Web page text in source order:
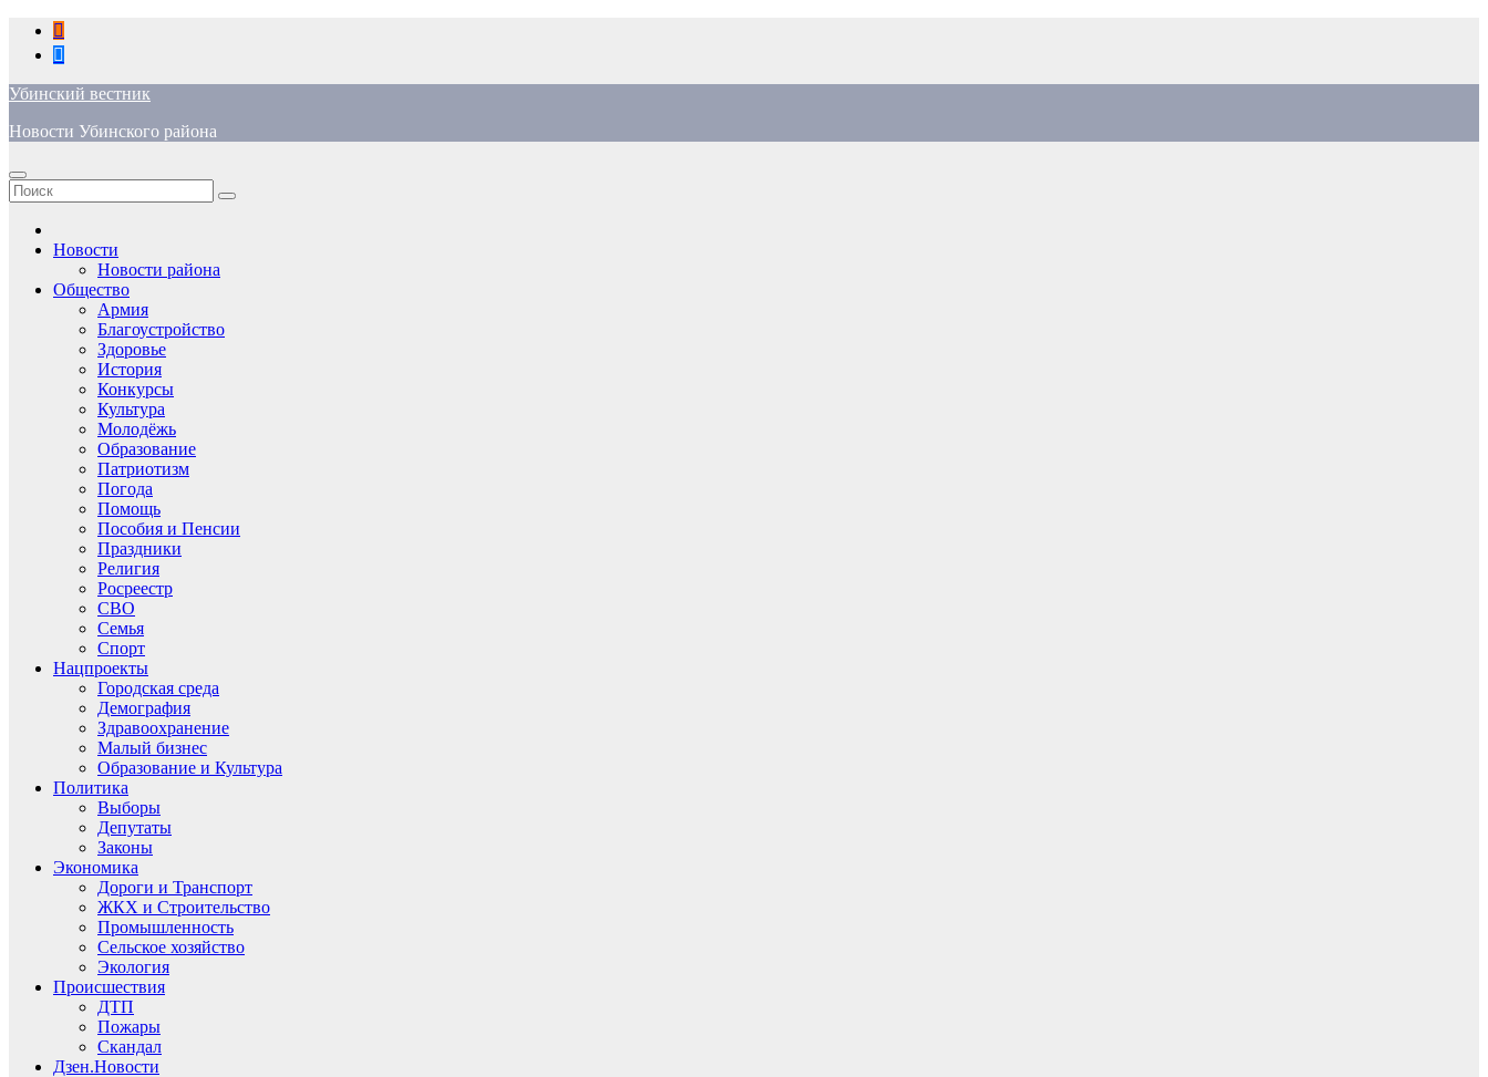
Перейти
содержимому
Убинский вестник
Новости Убинского района
Новости
Новости района
Общество
Армия
Благоустройство
Здоровье
История
Конкурсы
Культура
Молодёжь
Образование
Патриотизм
Погода
Помощь
Пособия и Пенсии
Праздники
Религия
Росреестр
СВО
Семья
Спорт
Нацпроекты
Городская среда
Демография
Здравоохранение
Малый бизнес
Образование и Культура
Политика
Выборы
Депутаты
Законы
Экономика
Дороги и Транспорт
ЖКХ и Строительство
Промышленность
Сельское хозяйство
Экология
Происшествия
ДТП
Пожары
Скандал
Дзен.Новости